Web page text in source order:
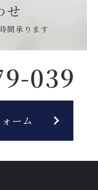
せ
間承ります
039
ーム